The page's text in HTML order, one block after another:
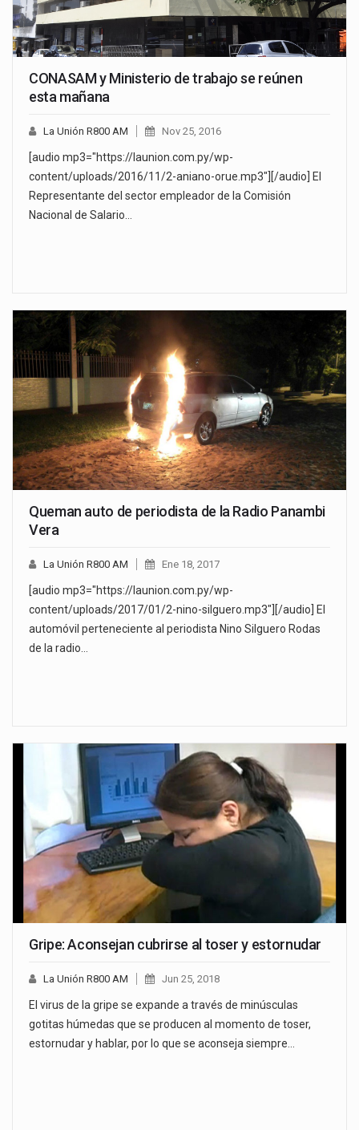
CONASAM y Ministerio de trabajo se reúnen
esta mañana
La Unión R800 AM Nov 25, 2016
[audio mp3="https://launion.com.py/wp-
content/uploads/2016/11/2-aniano-orue.mp3"][/audio] El
Representante del sector empleador de la Comisión
Nacional de Salario…
Queman auto de periodista de la Radio Panambi
Vera
La Unión R800 AM Ene 18, 2017
[audio mp3="https://launion.com.py/wp-
content/uploads/2017/01/2-nino-silguero.mp3"][/audio] El
automóvil perteneciente al periodista Nino Silguero Rodas
de la radio…
Gripe: Aconsejan cubrirse al toser y estornudar
La Unión R800 AM Jun 25, 2018
El virus de la gripe se expande a través de minúsculas
gotitas húmedas que se producen al momento de toser,
estornudar y hablar, por lo que se aconseja siempre…